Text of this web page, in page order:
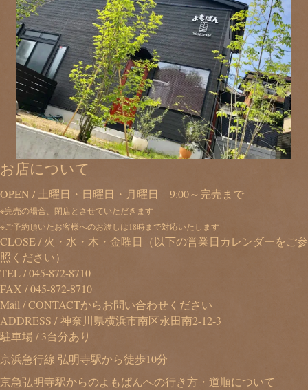
お店について
OPEN / 土曜日・日曜日・月曜日 9:00～完売まで
※完売の場合、閉店とさせていただきます
※ご予約頂いたお客様へのお渡しは18時まで対応いたします
CLOSE / 火・水・木・金曜日（以下の営業日カレンダーをご参
照ください）
TEL /045-872-8710
FAX / 045-872-8710
Mail /CONTACTからお問い合わせください
ADDRESS / 神奈川県横浜市南区永田南2-12-3
駐車場 / 3台分あり
京浜急行線 弘明寺駅から徒歩10分
京急弘明寺駅からのよもぱんへの行き方・道順について